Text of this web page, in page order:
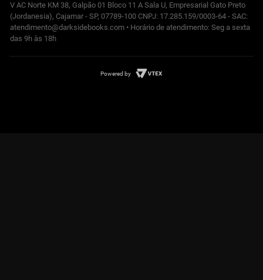
V AC Norte KM 38, Galpão 01 Bloco 11 A Sala U, Empresarial Gato Preto
(Jordanesia), Cajamar - SP, 07789-100 CNPJ: 17.285.159/0003-64 - SAC:
atendimento@darksidebooks.com • Horário de atendimento: Seg a sexta
das 9h às 18h
Powered by